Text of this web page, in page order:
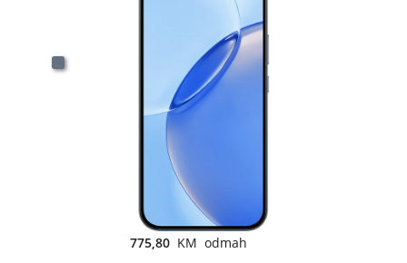
775,80 KM odmah